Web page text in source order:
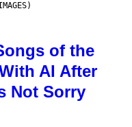
of the
AI After
Not Sorry